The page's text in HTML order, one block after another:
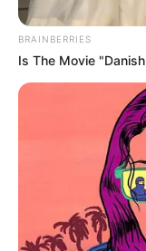
BRAINBERRIES
Is The Movie